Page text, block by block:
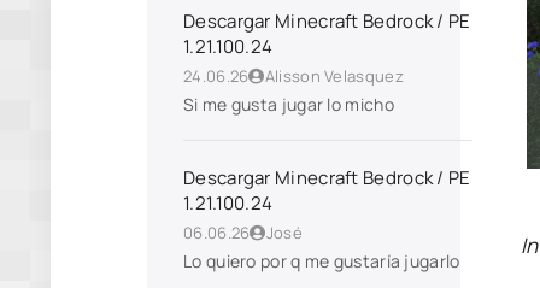
Descargar Minecraft Bedrock / PE
1.21.100.24
24.06.26 Alisson Velasquez
Si me gusta jugar lo micho
Descargar Minecraft Bedrock / PE
1.21.100.24
06.06.26 José
Lo quiero por q me gustaría jugarlo